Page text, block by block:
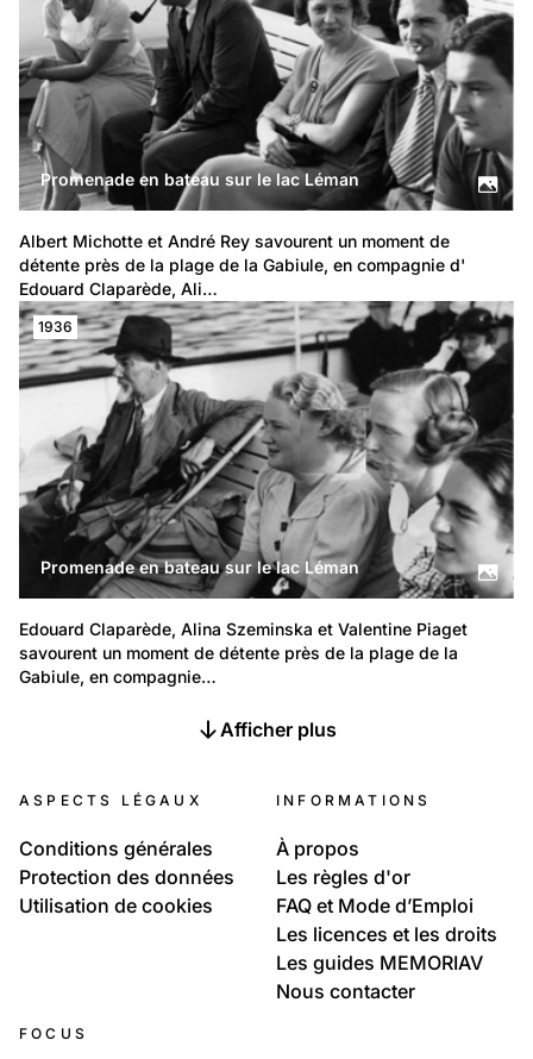
Promenade en bateau sur le lac Léman
Albert Michotte et André Rey savourent un moment de
détente près de la plage de la Gabiule, en compagnie d'
Edouard Claparède, Ali…
1936
Promenade en bateau sur le lac Léman
Edouard Claparède, Alina Szeminska et Valentine Piaget
savourent un moment de détente près de la plage de la
Gabiule, en compagnie…
Afficher plus
ASPECTS LÉGAUX
Conditions générales
Protection des données
Utilisation de cookies
INFORMATIONS
À propos
Les règles d'or
FAQ et Mode d’Emploi
Les licences et les droits
Les guides MEMORIAV
Nous contacter
FOCUS